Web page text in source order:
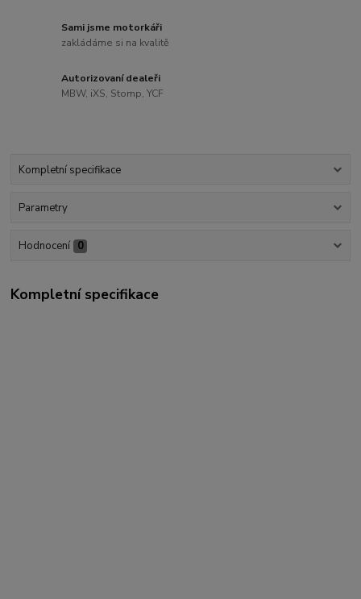
Sami jsme motorkáři
zakládáme si na kvalitě
Autorizovaní dealeři
MBW, iXS, Stomp, YCF
Kompletní specifikace
Parametry
Hodnocení 0
Kompletní specifikace